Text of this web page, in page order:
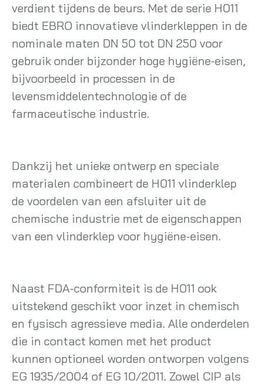
verdient tijdens de beurs. Met de serie H011
biedt EBRO innovatieve vlinderkleppen in de
nominale maten DN 50 tot DN 250 voor
gebruik onder bijzonder hoge hygiëne-eisen,
bijvoorbeeld in processen in de
levensmiddelentechnologie of de
farmaceutische industrie.
Dankzij het unieke ontwerp en speciale
materialen combineert de H011 vlinderklep
de voordelen van een afsluiter uit de
chemische industrie met de eigenschappen
van een vlinderklep voor hygiëne-eisen.
Naast FDA-conformiteit is de H011 ook
uitstekend geschikt voor inzet in chemisch
en fysisch agressieve media. Alle onderdelen
die in contact komen met het product
kunnen optioneel worden ontworpen volgens
EG 1935/2004 of EG 10/2011. Zowel CIP als